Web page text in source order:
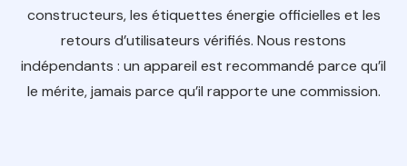
constructeurs, les étiquettes énergie officielles et les
retours d’utilisateurs vérifiés. Nous restons
indépendants : un appareil est recommandé parce qu’il
le mérite, jamais parce qu’il rapporte une commission.